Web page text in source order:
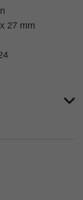
27 mm